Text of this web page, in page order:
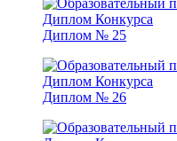
Диплом № 25
Диплом № 26